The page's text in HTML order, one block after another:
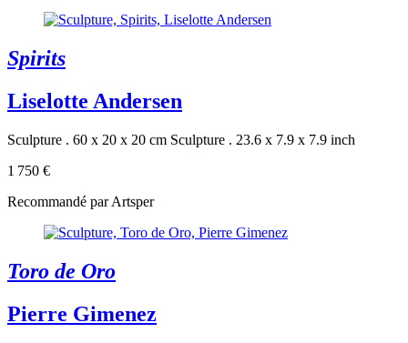
Spirits
Liselotte Andersen
Sculpture . 60 x 20 x 20 cm Sculpture . 23.6 x 7.9 x 7.9 inch
1 750 €
Recommandé par Artsper
Toro de Oro
Pierre Gimenez